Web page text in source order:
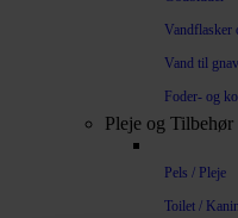
Vandflasker
Vand til
Foder- og
Pleje og Tilbehør
Pels / Pleje
Toilet /